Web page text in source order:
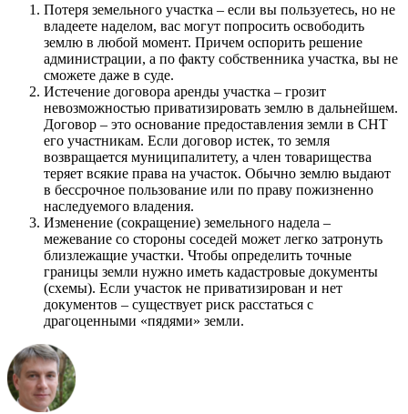
Потеря земельного участка – если вы пользуетесь, но не
владеете наделом, вас могут попросить освободить
землю в любой момент. Причем оспорить решение
администрации, а по факту собственника участка, вы не
сможете даже в суде.
Истечение договора аренды участка – грозит
невозможностью приватизировать землю в дальнейшем.
Договор – это основание предоставления земли в СНТ
его участникам. Если договор истек, то земля
возвращается муниципалитету, а член товарищества
теряет всякие права на участок. Обычно землю выдают
в бессрочное пользование или по праву пожизненно
наследуемого владения.
Изменение (сокращение) земельного надела –
межевание со стороны соседей может легко затронуть
близлежащие участки. Чтобы определить точные
границы земли нужно иметь кадастровые документы
(схемы). Если участок не приватизирован и нет
документов – существует риск расстаться с
драгоценными «пядями» земли.